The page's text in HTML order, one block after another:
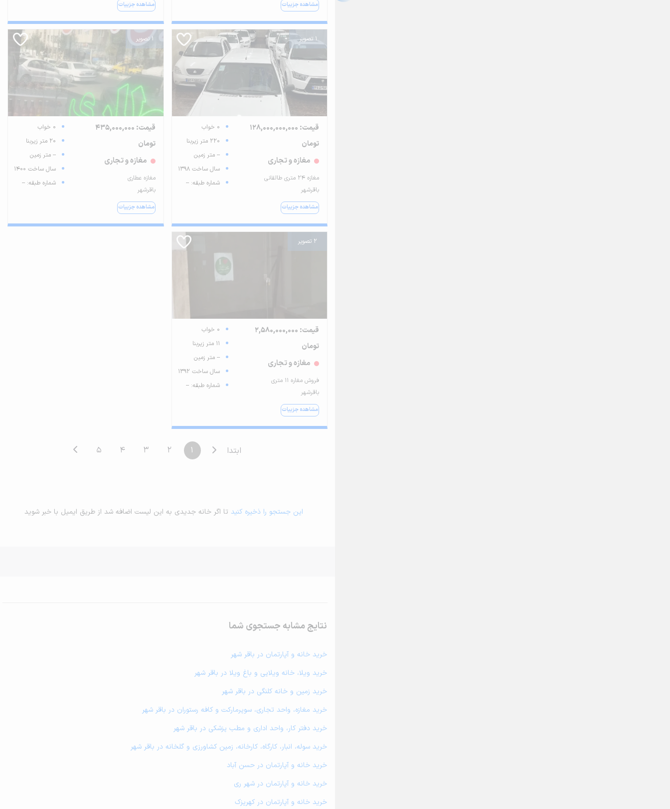
مشاهده جزییات مشاهده جزییات
1 تصویر
قیمت: 128,000,000,000
تومان
مغازه و تجاری
مغازه 24 متری طالقانی
باقرشهر
مشاهده جزییات
0 خواب
220 متر زیربنا
-- متر زمین
سال ساخت 1398
شماره طبقه: --
1 تصویر
قیمت: 435,000,000
تومان
مغازه و تجاری
مغازه عطاری
باقرشهر
مشاهده جزییات
0 خواب
20 متر زیربنا
-- متر زمین
سال ساخت 1400
شماره طبقه: --
2 تصویر
قیمت: 2,580,000,000
تومان
مغازه و تجاری
فروش مغاره ۱۱ متری
باقرشهر
مشاهده جزییات
0 خواب
11 متر زیربنا
-- متر زمین
سال ساخت 1392
شماره طبقه: --
ابتدا 1
2
3
4
5
این جستجو را ذخیره کنید تا اگر خانه جدیدی به این لیست اضافه شد از طریق ایمیل با خبر شوید
نتایج مشابه جستجوی شما
خرید خانه و آپارتمان در باقر شهر
خرید ویلا، خانه ویلایی و باغ ویلا در باقر شهر
خرید زمین و خانه کلنگی در باقر شهر
خرید مغازه، واحد تجاری، سوپرمارکت و کافه رستوران در باقر شهر
خرید دفتر کار، واحد اداری و مطب پزشکی در باقر شهر
خرید سوله، انبار، کارگاه، کارخانه، زمین کشاورزی و گلخانه در باقر شهر
خرید خانه و آپارتمان در حسن آباد
خرید خانه و آپارتمان در شهر ری
خرید خانه و آپارتمان در کهریزک